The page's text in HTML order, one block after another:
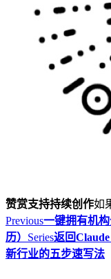
赞赏支持持续创作如
Previous一键拥有机
历） Series返回
新行业的五步速写法